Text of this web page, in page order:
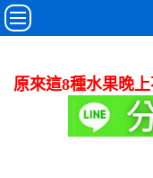
原來這8種水果晚